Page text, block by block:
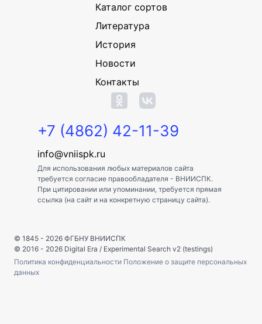
Каталог сортов
Литература
История
Новости
Контакты
+7 (4862) 42-11-39
info@vniispk.ru
Для использования любых материалов сайта
требуется согласие правообладателя - ВНИИСПК.
При цитировании или упоминании, требуется прямая
ссылка (на сайт и на конкретную страницу сайта).
© 1845 - 2026 ФГБНУ ВНИИСПК
© 2016 - 2026 Digital Era / Experimental Search v2 (testings)
Политика конфиденциальности Положение о защите персональных
данных